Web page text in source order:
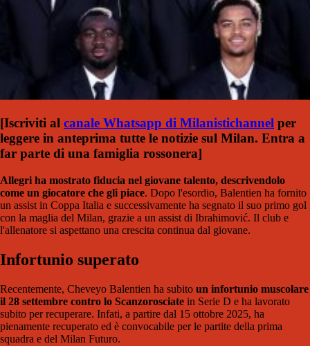
[Iscriviti al canale Whatsapp di Milanistichannel per
leggere in anteprima tutte le notizie sul Milan. Entra a
far parte di una famiglia rossonera]
Allegri ha mostrato fiducia nel giovane talento, descrivendolo
come un giocatore che gli piace. Dopo l'esordio, Balentien ha fornito
un assist in Coppa Italia e successivamente ha segnato il suo primo gol
con la maglia del Milan, grazie a un assist di Ibrahimović. Il club e
l'allenatore si aspettano una crescita continua dal giovane.
Infortunio superato
Recentemente, Cheveyo Balentien ha subito un infortunio muscolare
il 28 settembre contro lo Scanzorosciate in Serie D e ha lavorato
subito per recuperare. Infati, a partire dal 15 ottobre 2025, ha
pienamente recuperato ed è convocabile per le partite della prima
squadra e del Milan Futuro.